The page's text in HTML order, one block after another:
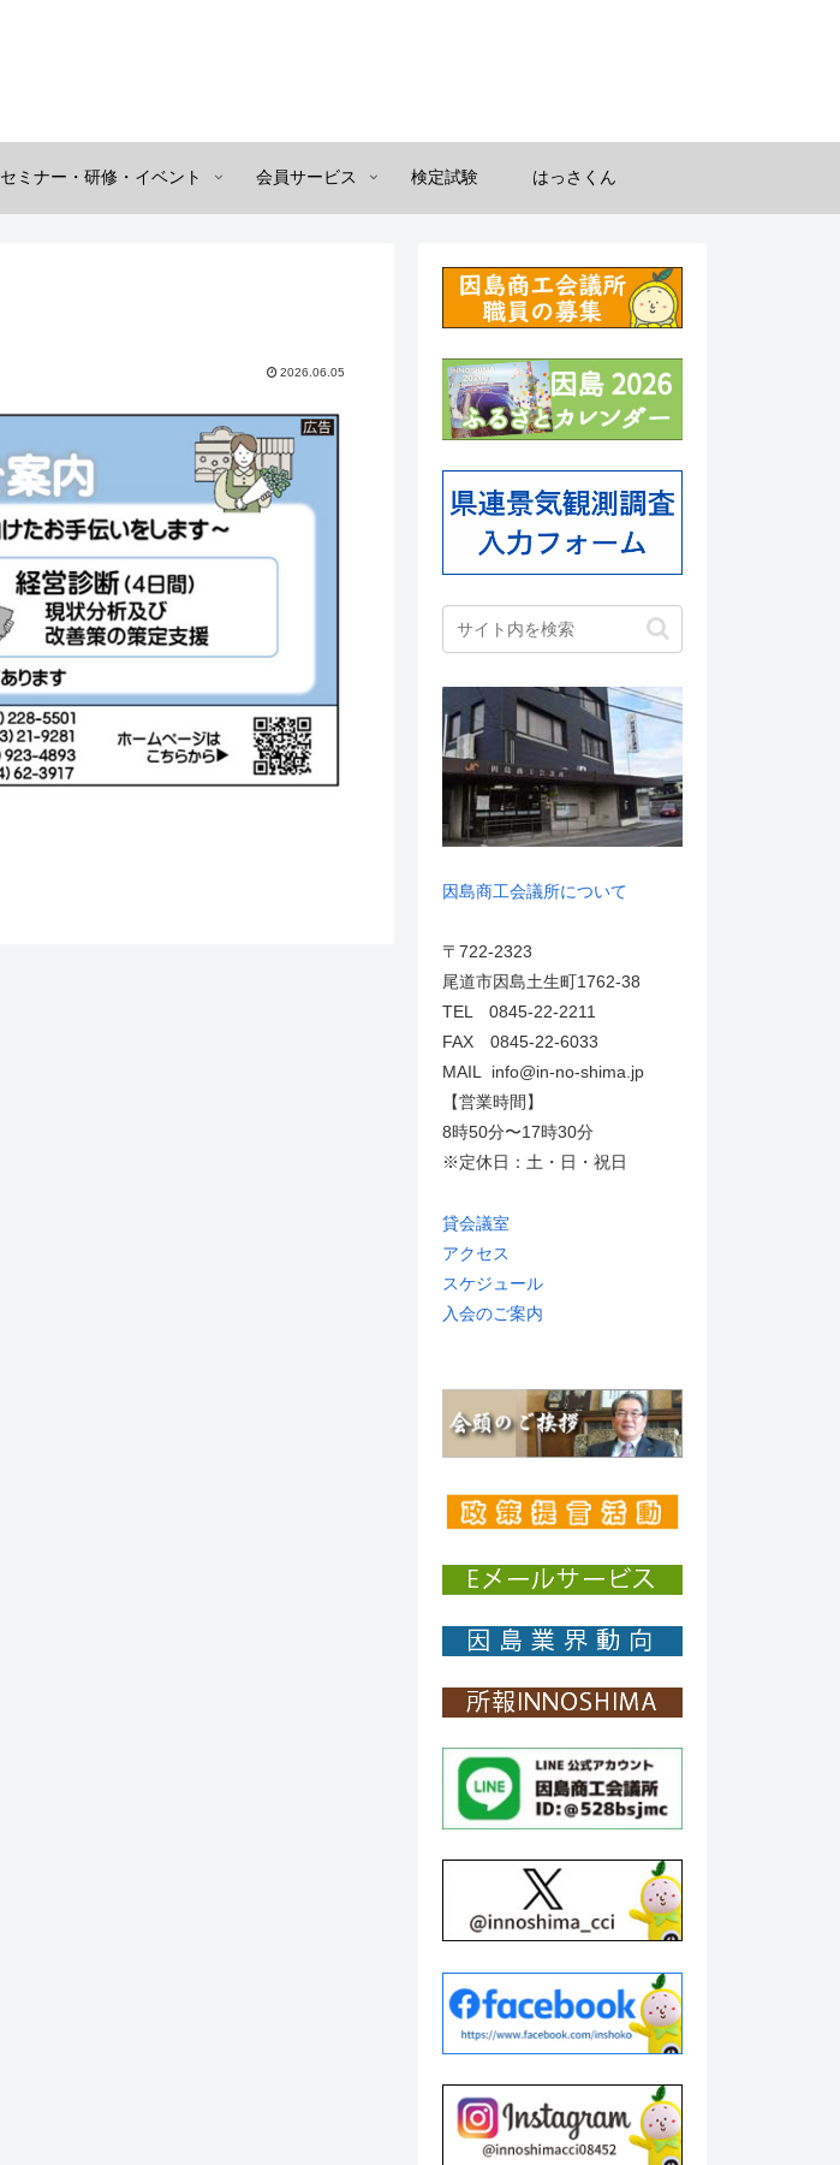
セミナー・研修・イベント 会員サービス 検定試験 はっさくん
2026.06.05
因島商工会議所について
〒722-2323
尾道市因島土生町1762-38
TEL 0845-22-2211
FAX 0845-22-6033
MAIL info@in-no-shima.jp
【営業時間】
8時50分〜17時30分
※定休日：土・日・祝日
貸会議室
アクセス
スケジュール
入会のご案内